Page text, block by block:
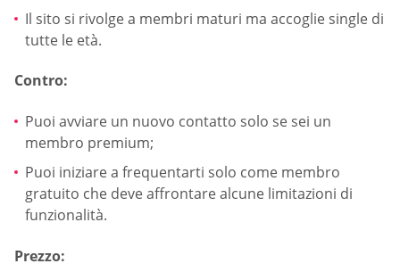
Il sito si rivolge a membri maturi ma accoglie single di
tutte le età.
Contro:
Puoi avviare un nuovo contatto solo se sei un
membro premium;
Puoi iniziare a frequentarti solo come membro
gratuito che deve affrontare alcune limitazioni di
funzionalità.
Prezzo: